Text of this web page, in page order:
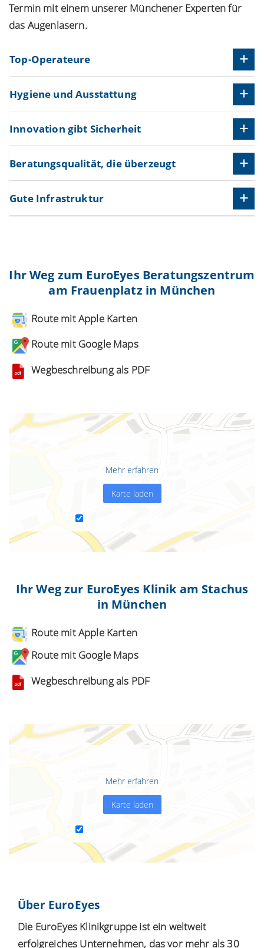
Termin mit einem unserer Münchener Experten für
das Augenlasern.
Top-Operateure
Hygiene und Ausstattung
Innovation gibt Sicherheit
Beratungsqualität, die überzeugt
Gute Infrastruktur
Ihr Weg zum EuroEyes Beratungszentrum
am Frauenplatz in München
Route mit Apple Karten
Route mit Google Maps
Wegbeschreibung als PDF
Mehr erfahren
Karte laden
Ihr Weg zur EuroEyes Klinik am Stachus
in München
Route mit Apple Karten
Route mit Google Maps
Wegbeschreibung als PDF
Mehr erfahren
Karte laden
Über EuroEyes
Die EuroEyes Klinikgruppe ist ein weltweit
erfolgreiches Unternehmen, das vor mehr als 30